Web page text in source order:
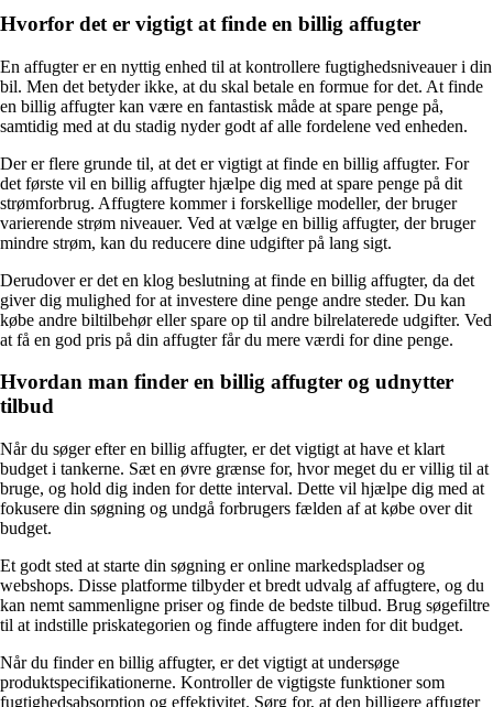
Hvorfor det er vigtigt at finde en billig affugter
En affugter er en nyttig enhed til at kontrollere fugtighedsniveauer i din
bil. Men det betyder ikke, at du skal betale en formue for det. At finde
en billig affugter kan være en fantastisk måde at spare penge på,
samtidig med at du stadig nyder godt af alle fordelene ved enheden.
Der er flere grunde til, at det er vigtigt at finde en billig affugter. For
det første vil en billig affugter hjælpe dig med at spare penge på dit
strømforbrug. Affugtere kommer i forskellige modeller, der bruger
varierende strøm niveauer. Ved at vælge en billig affugter, der bruger
mindre strøm, kan du reducere dine udgifter på lang sigt.
Derudover er det en klog beslutning at finde en billig affugter, da det
giver dig mulighed for at investere dine penge andre steder. Du kan
købe andre biltilbehør eller spare op til andre bilrelaterede udgifter. Ved
at få en god pris på din affugter får du mere værdi for dine penge.
Hvordan man finder en billig affugter og udnytter
tilbud
Når du søger efter en billig affugter, er det vigtigt at have et klart
budget i tankerne. Sæt en øvre grænse for, hvor meget du er villig til at
bruge, og hold dig inden for dette interval. Dette vil hjælpe dig med at
fokusere din søgning og undgå forbrugers fælden af at købe over dit
budget.
Et godt sted at starte din søgning er online markedspladser og
webshops. Disse platforme tilbyder et bredt udvalg af affugtere, og du
kan nemt sammenligne priser og finde de bedste tilbud. Brug søgefiltre
til at indstille priskategorien og finde affugtere inden for dit budget.
Når du finder en billig affugter, er det vigtigt at undersøge
produktspecifikationerne. Kontroller de vigtigste funktioner som
fugtighedsabsorption og effektivitet. Sørg for, at den billigere affugter